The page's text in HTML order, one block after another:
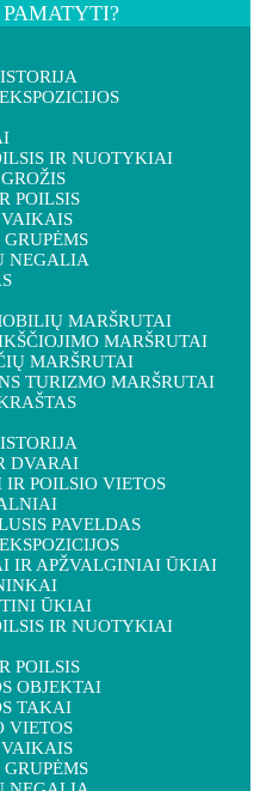
IR NUOTYKIAI
POILSIS
VAIKAIS
NEGALIA
MARŠRUTAI
MARŠRUTAI
MARŠRUTAI
TURIZMO MARŠRUTAI
DVARAI
IR POILSIO VIETOS
PAVELDAS
IR APŽVALGINIAI ŪKIAI
ŪKIAI
IR NUOTYKIAI
POILSIS
OBJEKTAI
TAKAI
VIETOS
VAIKAIS